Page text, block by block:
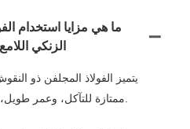
ما هي مزايا استخدام
الزنكي
يتميز الفولاذ المجلفن ذو